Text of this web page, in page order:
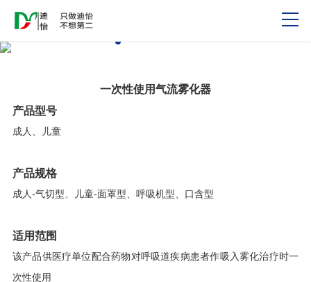
一次性使用气流雾化器
产品型号
成人、儿童
产品规格
成人-气切型、儿童-面罩型、呼吸机型、口含型
适用范围
该产品供医疗单位配合药物对呼吸道疾病患者作吸入雾化治疗时一
次性使用